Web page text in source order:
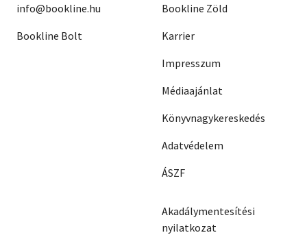
info@bookline.hu
Bookline Bolt
Bookline Zöld
Karrier
Impresszum
Médiaajánlat
Könyvnagykereskedés
Adatvédelem
ÁSZF
Akadálymentesítési
nyilatkozat